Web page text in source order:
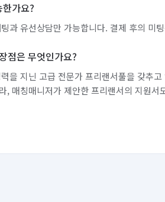
가요?
과 유선상담만 가능합니다. 결제 후의 미
점은 무엇인가요?
을 지닌 고급 전문가 프리랜서풀을 갖추
, 매칭매니저가 제안한 프리랜서의 지원서